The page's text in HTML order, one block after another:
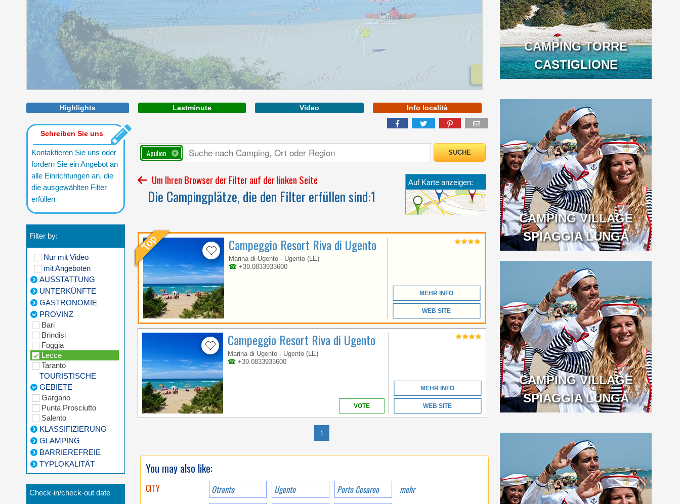
Ihre sommerferien im karibischen
Meer von Torre Castiglione
Mehr info
Highlights Lastminute Video Info località
Schreiben Sie uns
Kontaktieren Sie uns oder
fordern Sie ein Angebot an
alle Einrichtungen an, die
die ausgewählten Filter
erfüllen
Filter by:
Nur mit Video
mit Angeboten
AUSSTATTUNG
UNTERKÜNFTE
GASTRONOMIE
PROVINZ
Bari
Brindisi
Foggia
Lecce
Taranto
TOURISTISCHE
GEBIETE
Gargano
Punta Prosciutto
Salento
KLASSIFIZIERUNG
GLAMPING
BARRIEREFREIE
TYPLOKALITÄT
Check-in/check-out date
Apulien
Um Ihren Browser der Filter auf der linken Seite
Die Campingplätze, die den Filter erfüllen sind:1
Auf Karte anzeigen:
Campeggio Resort Riva di Ugento
Marina di Ugento - Ugento (LE)
☎ +39.0833933600
MEHR INFO
WEB SITE
Campeggio Resort Riva di Ugento
Marina di Ugento - Ugento (LE)
☎ +39.0833933600
VOTE
MEHR INFO
WEB SITE
1
You may also like:
CITY Otranto Ugento Porto Cesareo
mehr
CAMPING TORRE
CASTIGLIONE
APULIEN
EIN KONZENTRAT VON
NTSPANNUNG Z
CAMPING VILLAGE
SPIAGGIA LUNGA
APULIEN
NTSPANNUNG Z
ES MEER UND DAS G
CAMPING VILLAGE
SPIAGGIA LUNGA
APULIEN
RÜN DER NATUR